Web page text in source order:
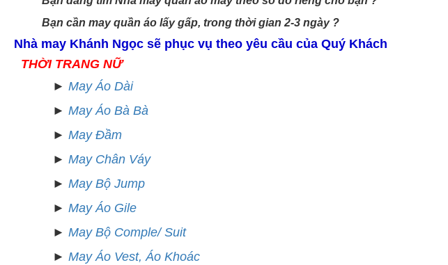
Bạn cần may quần áo lấy gấp, trong thời gian 2-3 ngày ?
Nhà may Khánh Ngọc sẽ phục vụ theo yêu cầu của Quý Khách
THỜI TRANG NỮ
► May Áo Dài
► May Áo Bà Bà
► May Đầm
► May Chân Váy
► May Bộ Jump
► May Áo Gile
► May Bộ Comple/ Suit
► May Áo Vest, Áo Khoác